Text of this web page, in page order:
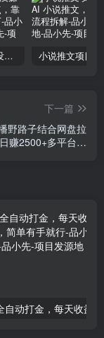
做 IP 切片几个月没赚到什么钱，蹭上热点，靠一个视频赚了二十万-品小先项目发源地
下一篇
野路子结合网盘拉
赚2500+多平台变